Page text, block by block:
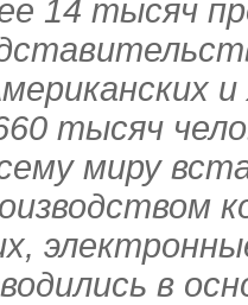
14 тысяч
тысяч
миру
в